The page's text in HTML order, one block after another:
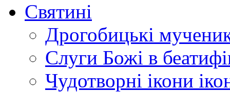
Святині
Дрогобицькі
Слуги Божі в
Чудотворні ікони